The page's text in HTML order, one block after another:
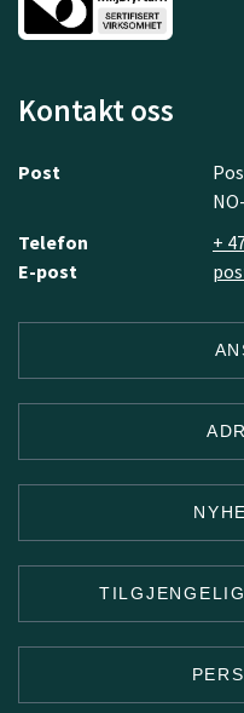
Kontakt oss
Post
Telefon
+
E-post